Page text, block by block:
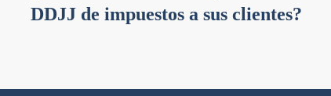
DDJJ de impuestos a sus clientes?